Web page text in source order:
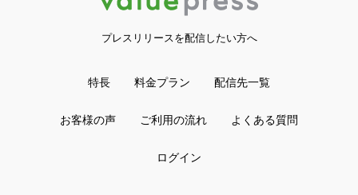
プレスリリースを配信したい方へ
特長 料金プラン 配信先一覧
お客様の声 ご利用の流れ よくある質問
ログイン